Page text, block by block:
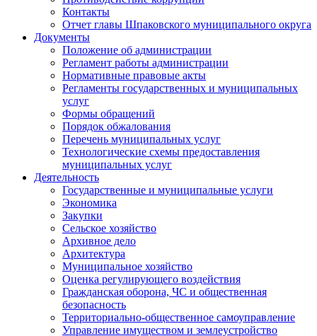
Контакты
Отчет главы Шпаковского муниципального округа
Документы
Положение об администрации
Регламент работы администрации
Нормативные правовые акты
Регламенты государственных и муниципальных
услуг
Формы обращений
Порядок обжалования
Перечень муниципальных услуг
Технологические схемы предоставления
муниципальных услуг
Деятельность
Государственные и муниципальные услуги
Экономика
Закупки
Сельское хозяйство
Архивное дело
Архитектура
Муниципальное хозяйство
Оценка регулирующего воздействия
Гражданская оборона, ЧС и общественная
безопасность
Территориально-общественное самоуправление
Управление имуществом и землеустройство